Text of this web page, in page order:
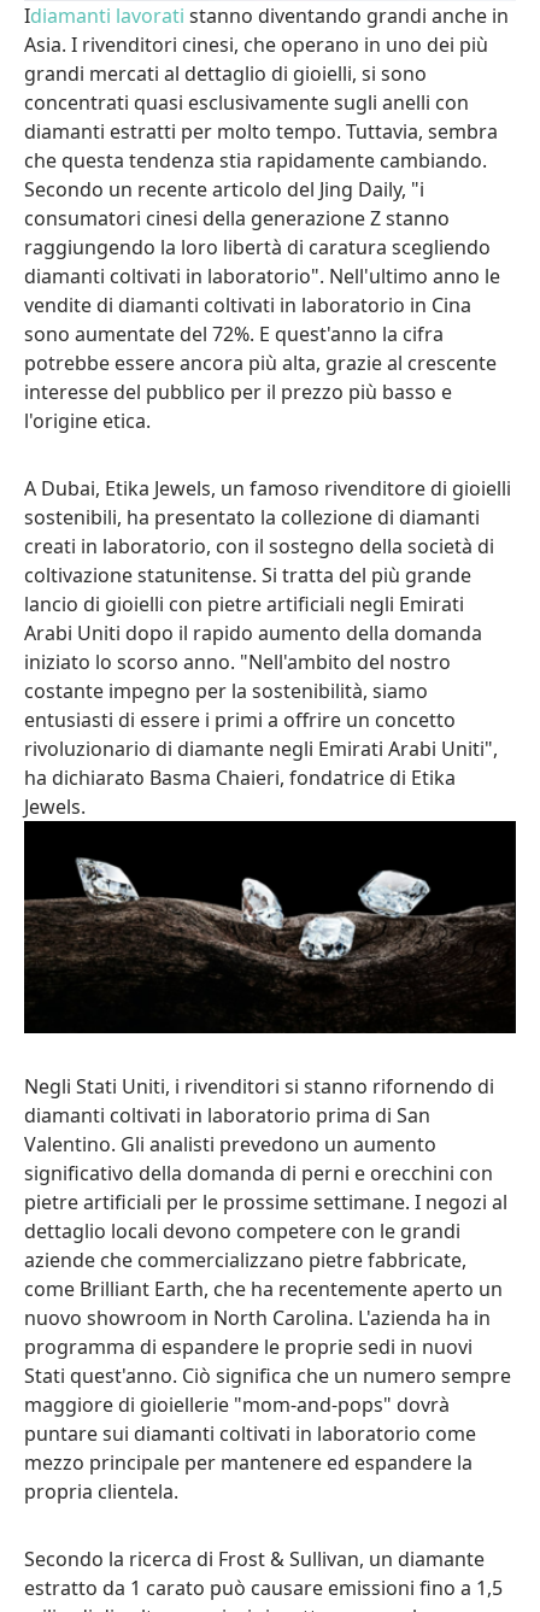
Idiamanti lavorati stanno diventando grandi anche in
Asia. I rivenditori cinesi, che operano in uno dei più
grandi mercati al dettaglio di gioielli, si sono
concentrati quasi esclusivamente sugli anelli con
diamanti estratti per molto tempo. Tuttavia, sembra
che questa tendenza stia rapidamente cambiando.
Secondo un recente articolo del Jing Daily, "i
consumatori cinesi della generazione Z stanno
raggiungendo la loro libertà di caratura scegliendo
diamanti coltivati in laboratorio". Nell'ultimo anno le
vendite di diamanti coltivati in laboratorio in Cina
sono aumentate del 72%. E quest'anno la cifra
potrebbe essere ancora più alta, grazie al crescente
interesse del pubblico per il prezzo più basso e
l'origine etica.
A Dubai, Etika Jewels, un famoso rivenditore di gioielli
sostenibili, ha presentato la collezione di diamanti
creati in laboratorio, con il sostegno della società di
coltivazione statunitense. Si tratta del più grande
lancio di gioielli con pietre artificiali negli Emirati
Arabi Uniti dopo il rapido aumento della domanda
iniziato lo scorso anno. "Nell'ambito del nostro
costante impegno per la sostenibilità, siamo
entusiasti di essere i primi a offrire un concetto
rivoluzionario di diamante negli Emirati Arabi Uniti",
ha dichiarato Basma Chaieri, fondatrice di Etika
Jewels.
Negli Stati Uniti, i rivenditori si stanno rifornendo di
diamanti coltivati in laboratorio prima di San
Valentino. Gli analisti prevedono un aumento
significativo della domanda di perni e orecchini con
pietre artificiali per le prossime settimane. I negozi al
dettaglio locali devono competere con le grandi
aziende che commercializzano pietre fabbricate,
come Brilliant Earth, che ha recentemente aperto un
nuovo showroom in North Carolina. L'azienda ha in
programma di espandere le proprie sedi in nuovi
Stati quest'anno. Ciò significa che un numero sempre
maggiore di gioiellerie "mom-and-pops" dovrà
puntare sui diamanti coltivati in laboratorio come
mezzo principale per mantenere ed espandere la
propria clientela.
Secondo la ricerca di Frost & Sullivan, un diamante
estratto da 1 carato può causare emissioni fino a 1,5